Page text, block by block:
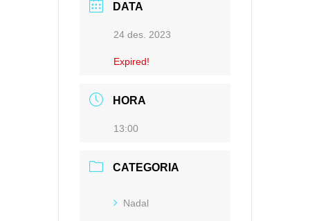
DATA
24 des. 2023
Expired!
HORA
13:00
CATEGORIA
Nadal